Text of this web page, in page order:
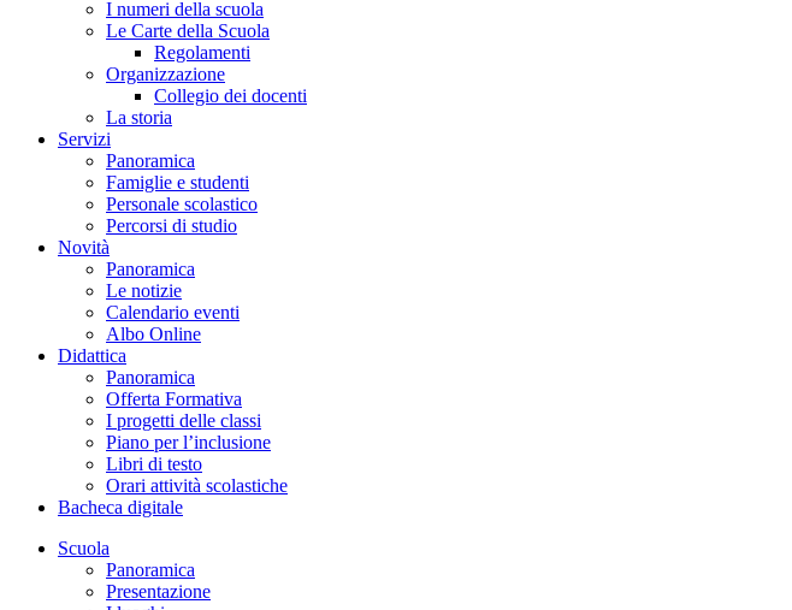
I numeri della scuola
Le Carte della Scuola
Regolamenti
Organizzazione
Collegio dei docenti
La storia
Servizi
Panoramica
Famiglie e studenti
Personale scolastico
Percorsi di studio
Novità
Panoramica
Le notizie
Calendario eventi
Albo Online
Didattica
Panoramica
Offerta Formativa
I progetti delle classi
Piano per l’inclusione
Libri di testo
Orari attività scolastiche
Bacheca digitale
Scuola
Panoramica
Presentazione